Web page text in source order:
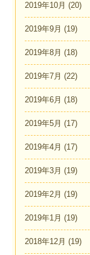
2019年10月 (20)
2019年9月 (19)
2019年8月 (18)
2019年7月 (22)
2019年6月 (18)
2019年5月 (17)
2019年4月 (17)
2019年3月 (19)
2019年2月 (19)
2019年1月 (19)
2018年12月 (19)